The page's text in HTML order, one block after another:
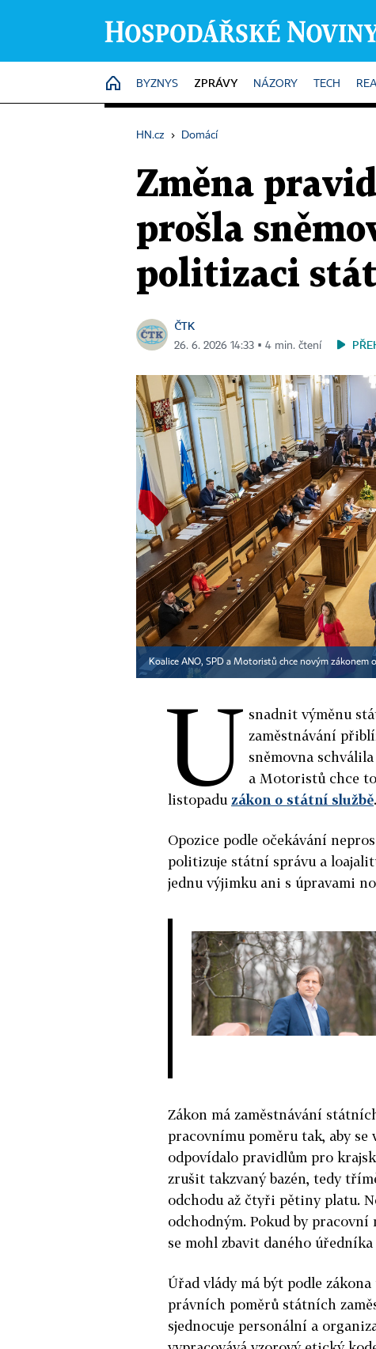
HOME
BYZNYS ZPRÁVY NÁZORY TECH
HN.cz › Domácí
Změna
prošla
politizaci
ČTK
26. 6. 2026 14:33 ▪ 4 min. čtení
Koalice ANO, SPD a Motoristů chce novým
U snadnit výměnu
zaměstnávání
sněmovna
a Motoristů chce
listopadu zákon o státní službě.
Opozice podle očekávání
politizuje státní správu a
jednu výjimku ani s úpravami
Zákon má zaměstnávání
pracovnímu poměru tak, aby se
odpovídalo pravidlům pro
zrušit takzvaný bazén, tedy
odchodu až čtyři pětiny platu.
odchodným. Pokud by
se mohl zbavit daného
Úřad vlády má být podle
právních poměrů státních
sjednocuje personální a